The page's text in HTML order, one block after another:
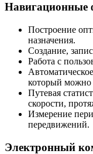
Навигационные
Построение
назначения.
Создание,
Работа с
который можно
Путевая
скорости,
Измерение
передвижений.
Электронный